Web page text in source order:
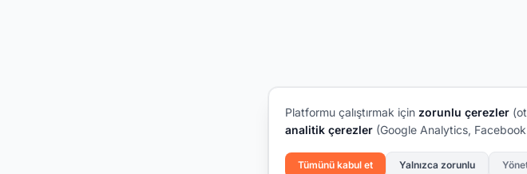
Platformu çalıştırmak için zorunlu çerezler
analitik çerezler (Google Analytics,
Tümünü kabul et Yalnızca zorunlu